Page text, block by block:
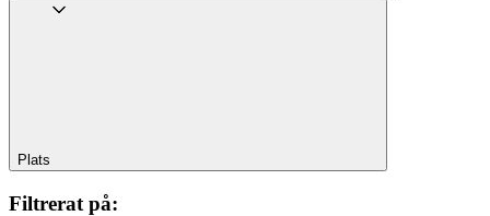
Plats
Filtrerat på: